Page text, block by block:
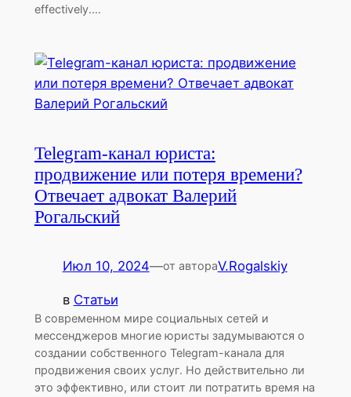
effectively.…
Telegram-канал юриста:
продвижение или потеря времени?
Отвечает адвокат Валерий
Рогальский
Июл 10, 2024—от автораV.Rogalskiy
в Статьи
В современном мире социальных сетей и
мессенджеров многие юристы задумываются о
создании собственного Telegram-канала для
продвижения своих услуг. Но действительно ли
это эффективно, или стоит ли потратить время на